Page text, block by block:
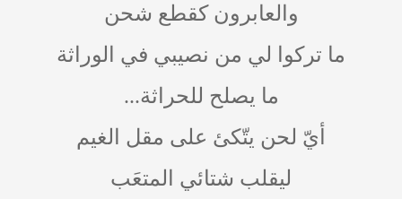
والعابرون كقطع شحن
ما تركوا لي من نصيبي في الوراثة
ما يصلح للحراثة...
أيّ لحن يتّكئ على مقل الغيم
ليقلب شتائي المتعَب